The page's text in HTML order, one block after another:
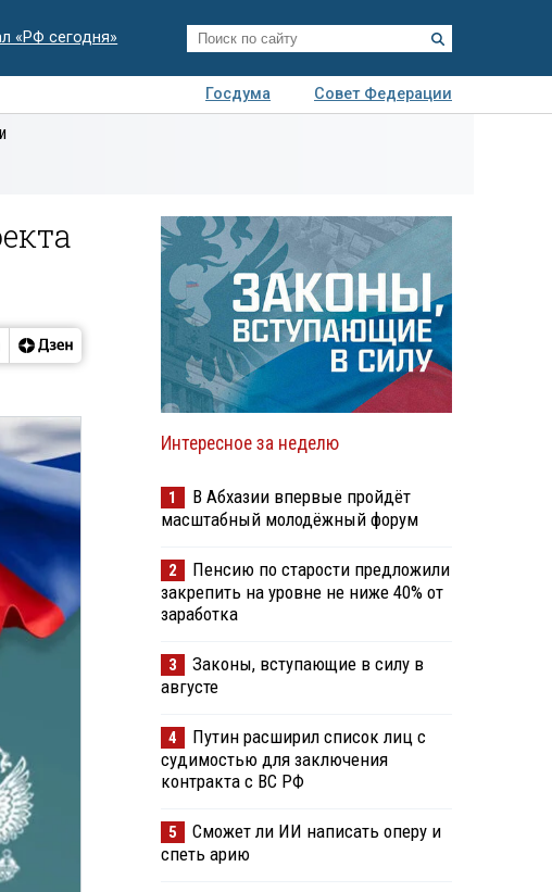
«РФ сегодня»
Госдума
Совет Федерации
Деловая
Интересное за неделю
1
В Абхазии впервые пройдёт
масштабный молодёжный форум
2
Пенсию по старости предложили
закрепить на уровне не ниже 40% от
заработка
3
Законы, вступающие в силу в
августе
4
Путин расширил список лиц с
судимостью для заключения
контракта с ВС РФ
5
Сможет ли ИИ написать оперу и
спеть арию